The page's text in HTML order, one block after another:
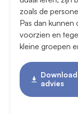
zoals de
Pas dan
voorzien en
kleine groepen
advies